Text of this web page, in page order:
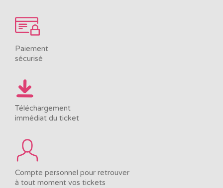
Paiement
sécurisé
Téléchargement
immédiat du ticket
Compte personnel pour retrouver
à tout moment vos tickets